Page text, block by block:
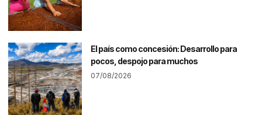
El país como concesión: Desarrollo para
pocos, despojo para muchos
07/08/2026